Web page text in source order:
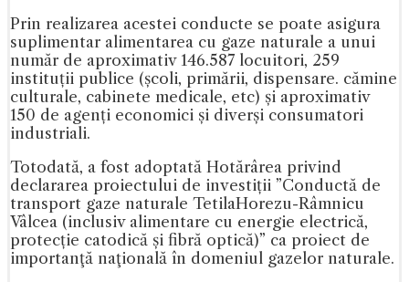
Prin realizarea acestei conducte se poate asigura
suplimentar alimentarea cu gaze naturale a unui
număr de aproximativ 146.587 locuitori, 259
instituții publice (școli, primării, dispensare. cămine
culturale, cabinete medicale, etc) și aproximativ
150 de agenți economici și diverși consumatori
industriali.
Totodată, a fost adoptată Hotărârea privind
declararea proiectului de investiții ”Conductă de
transport gaze naturale TetilaHorezu-Râmnicu
Vâlcea (inclusiv alimentare cu energie electrică,
protecție catodică și fibră optică)” ca proiect de
importanţă naţională în domeniul gazelor naturale.